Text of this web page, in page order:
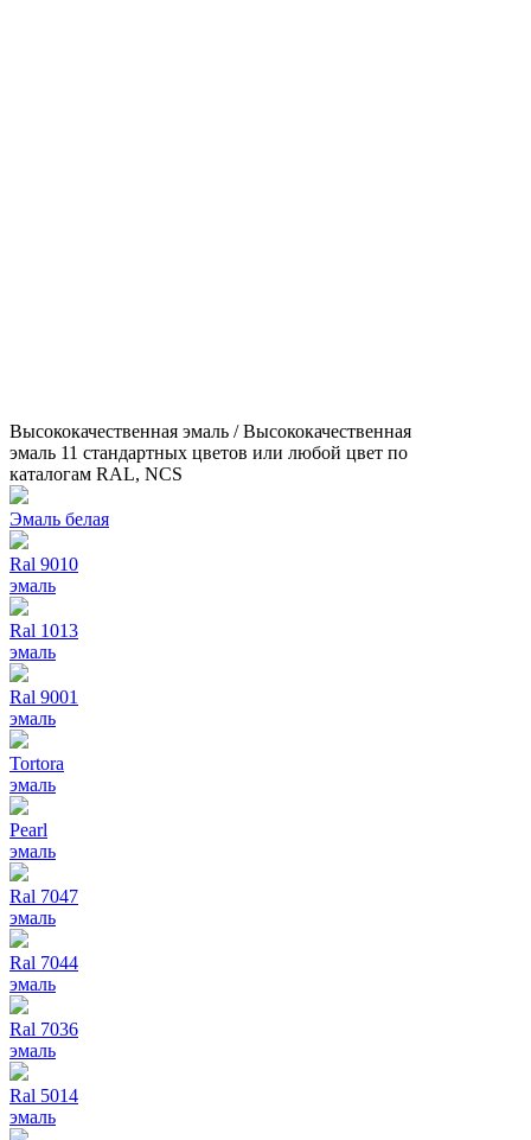
Высококачественная эмаль / Высококачественная
эмаль 11 стандартных цветов или любой цвет по
каталогам RAL, NCS
Эмаль белая
Ral 9010
эмаль
Ral 1013
эмаль
Ral 9001
эмаль
Tortora
эмаль
Pearl
эмаль
Ral 7047
эмаль
Ral 7044
эмаль
Ral 7036
эмаль
Ral 5014
эмаль